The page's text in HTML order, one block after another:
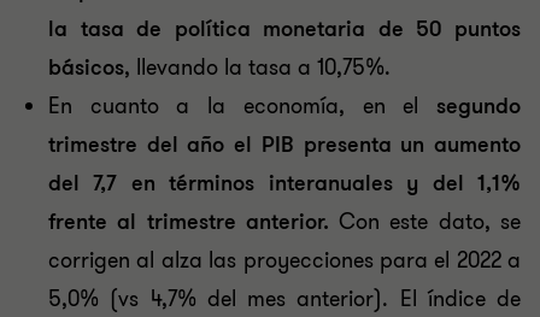
la tasa de política monetaria de 50 puntos
básicos, llevando la tasa a 10,75%.
En cuanto a la economía, en el segundo
trimestre del año el PIB presenta un aumento
del 7,7 en términos interanuales y del 1,1%
frente al trimestre anterior. Con este dato, se
corrigen al alza las proyecciones para el 2022 a
5,0% (vs 4,7% del mes anterior). El índice de